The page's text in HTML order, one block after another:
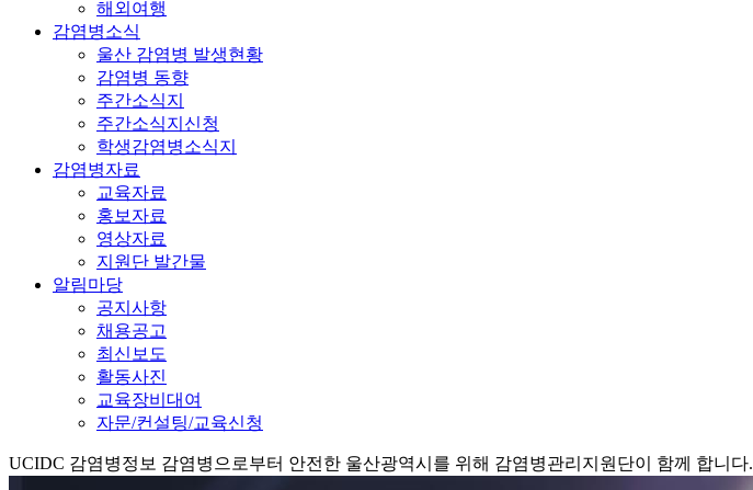
해외여행
감염병소식
울산 감염병 발생현황
감염병 동향
주간소식지
주간소식지신청
학생감염병소식지
감염병자료
교육자료
홍보자료
영상자료
지원단 발간물
알림마당
공지사항
채용공고
최신보도
활동사진
교육장비대여
자문/컨설팅/교육신청
UCIDC 감염병정보 감염병으로부터 안전한 울산광역시를 위해 감염병관리지원단이 함께 합니다.